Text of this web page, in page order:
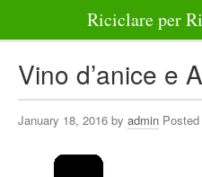
Riciclare per
Bellezza Benessere e Salute
Abbigliamento e Accessori
Vino d’anice e
January 18, 2016 by admin